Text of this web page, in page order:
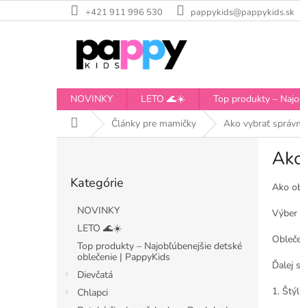
na
+421 911 996 530 pappykids@pappykids.sk
NOVINKY LETO 🌊☀️ Top produkty –
DomovČlánky pre mamičky Ako vybrať
kategórie
Kategórie
NOVINKY
LETO 🌊☀️
Top produkty – Najobľúbenejšie detské
oblečenie | PappyKids
Dievčatá
Chlapci
Ako
Výber
Ďalej
1.